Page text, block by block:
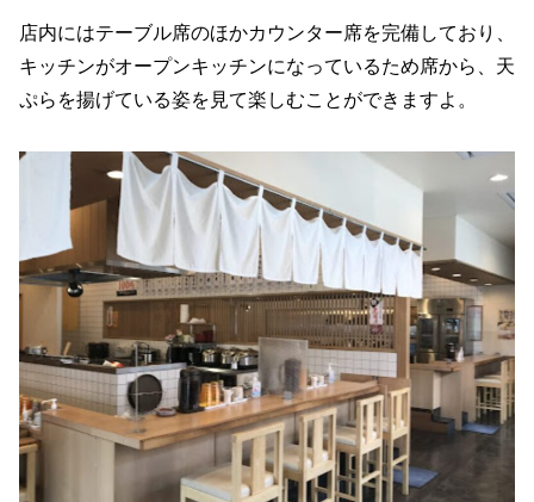
店内にはテーブル席のほかカウンター席を完備しており、
キッチンがオープンキッチンになっているため席から、天
ぷらを揚げている姿を見て楽しむことができますよ。